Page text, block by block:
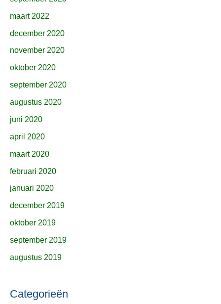
maart 2022
december 2020
november 2020
oktober 2020
september 2020
augustus 2020
juni 2020
april 2020
maart 2020
februari 2020
januari 2020
december 2019
oktober 2019
september 2019
augustus 2019
Categorieën